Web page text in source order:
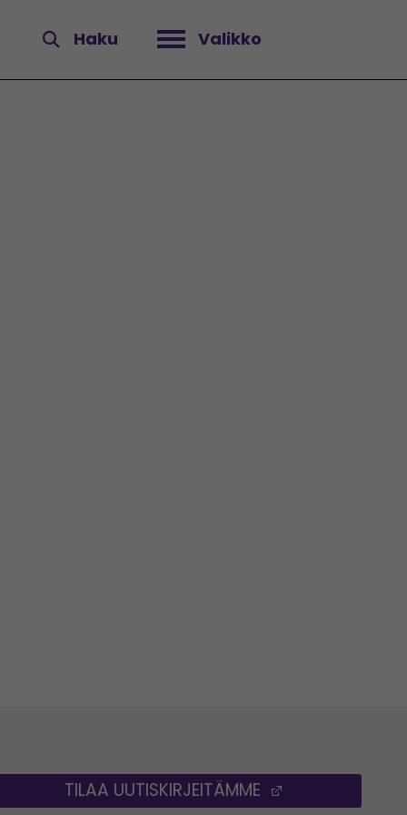
Haku Valikko
Avaa valikko
TILAA UUTISKIRJEITÄMME (AVAUTUU